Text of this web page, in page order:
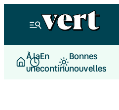
À la
une
En
continu
Bonnes
nouvelles